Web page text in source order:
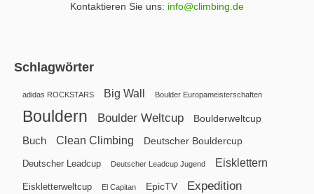
Kontaktieren Sie uns: info@climbing.de
Schlagwörter
adidas ROCKSTARS Big Wall Boulder Europameisterschaften
Bouldern Boulder Weltcup Boulderweltcup
Buch Clean Climbing Deutscher Bouldercup
Deutscher Leadcup Deutscher Leadcup Jugend Eisklettern
Eiskletterweltcup El Capitan EpicTV Expedition